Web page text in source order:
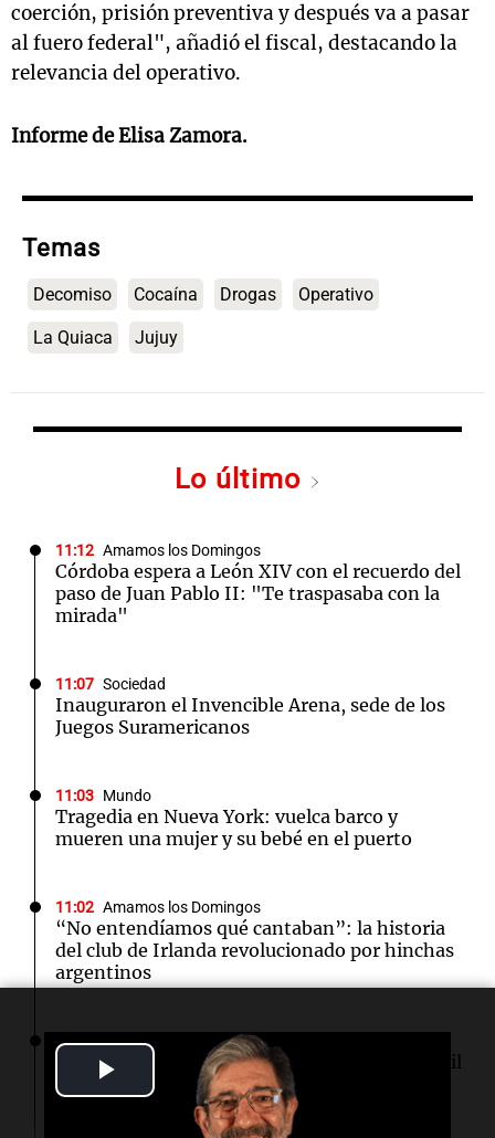
Video
coerción, prisión preventiva y después va a pasar
al fuero federal", añadió el fiscal, destacando la
relevancia del operativo.
Informe de Elisa Zamora.
Temas
Decomiso Cocaína Drogas Operativo
La Quiaca Jujuy
Lo último
11:12 Amamos los Domingos
Córdoba espera a León XIV con el recuerdo del
paso de Juan Pablo II: "Te traspasaba con la
mirada"
11:07 Sociedad
Inauguraron el Invencible Arena, sede de los
Juegos Suramericanos
11:03 Mundo
Tragedia en Nueva York: vuelca barco y
mueren una mujer y su bebé en el puerto
11:02 Amamos los Domingos
“No entendíamos qué cantaban”: la historia
del club de Irlanda revolucionado por hinchas
argentinos
11:00 Sociedad
La violencia vicaria en Argentina: más de 4 mil
casos que afectan a niños y madres